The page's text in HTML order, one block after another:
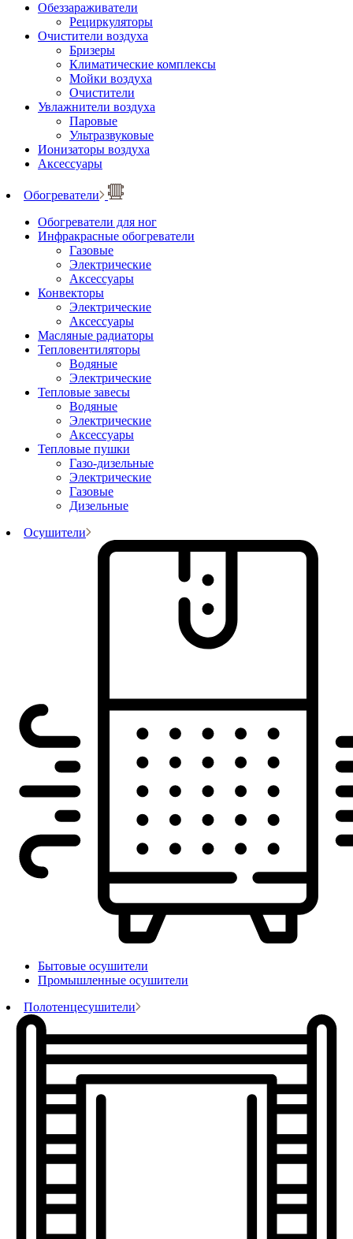
Обеззараживатели
Рециркуляторы
Очистители воздуха
Бризеры
Климатические комплексы
Мойки воздуха
Очистители
Увлажнители воздуха
Паровые
Ультразвуковые
Ионизаторы воздуха
Аксессуары
Обогреватели
Обогреватели для ног
Инфракрасные обогреватели
Газовые
Электрические
Аксессуары
Конвекторы
Электрические
Аксессуары
Масляные радиаторы
Тепловентиляторы
Водяные
Электрические
Тепловые завесы
Водяные
Электрические
Аксессуары
Тепловые пушки
Газо-дизельные
Электрические
Газовые
Дизельные
Осушители
Бытовые осушители
Промышленные осушители
Полотенцесушители